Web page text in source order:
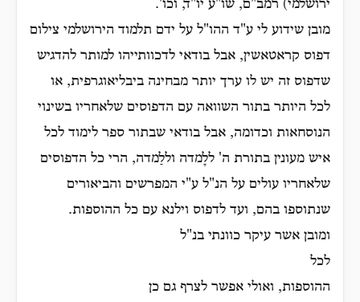
ירושלמי) רמב"ם, שו"ע יו"ד, וכו'.
מובן שידוע לי ע"ד ההו"ל על ידם תלמוד הירושלמי צילום
דפוס קראטאשין, אבל בודאי לדכוותייהו למותר להדגיש
שדפוס זה יש לו ערך יותר מבחינה ביבליאוגרפית, או
לכל היותר בתור השוואה עם הדפוסים שלאחריו בשינוי
הנוסחאות וכדומה, אבל בודאי שבתור ספר לימוד לכל
איש מעונין בתורת ה' ללָמדה וללַמדה, הרי כל הדפוסים
שלאחריו עולים על הנ"ל ע"י המפרשים והביאורים
שנתוספו בהם, ועד לדפוס וילנא עם כל ההוספות.
ומובן אשר עיקר כוונתי בנ"ל
לכל
ההוספות, ואולי אפשר לצרף גם כן